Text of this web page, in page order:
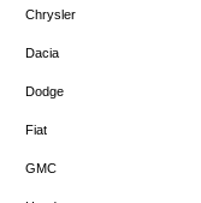
Chrysler
Dacia
Dodge
Fiat
GMC